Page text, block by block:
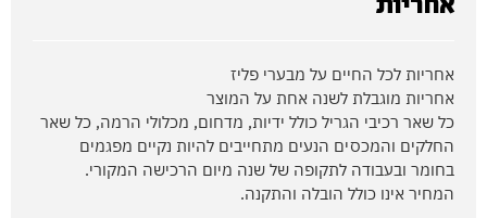
אחריות לכל החיים על מבערי פליז
אחריות מוגבלת לשנה אחת על המוצר
כל שאר רכיבי הגריל כולל ידיות, מדחום, מכלולי הרמה, כל שאר
החלקים והמכסים הנעים מתחייבים להיות נקיים מפגמים
בחומר ובעבודה לתקופה של שנה מיום הרכישה המקורי.
המחיר אינו כולל הובלה והתקנה.